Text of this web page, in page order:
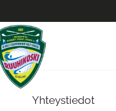
Yhteystiedot